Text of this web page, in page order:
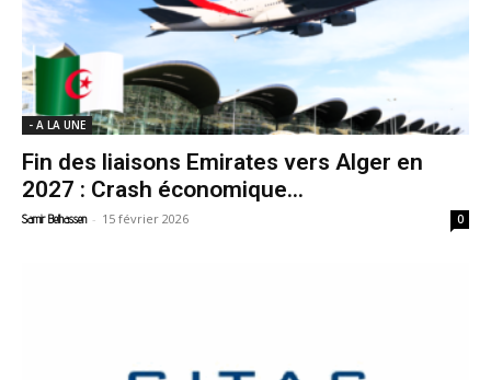
- A LA UNE
Fin des liaisons Emirates vers Alger en
2027 : Crash économique...
Samir Belhassen - 15 février 2026 0